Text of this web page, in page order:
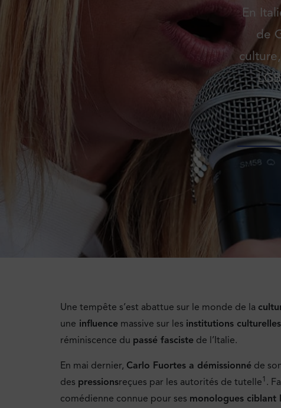
En
de
Une tempête s’est abattue sur le monde de la
une influence massive sur les institutions culturelles
réminiscence du passé fasciste de l’Italie.
En mai dernier, Carlo Fuortes a démissionné de
des pressionsreçues par les autorités de tutelle1 .
comédienne connue pour ses monologues ciblant